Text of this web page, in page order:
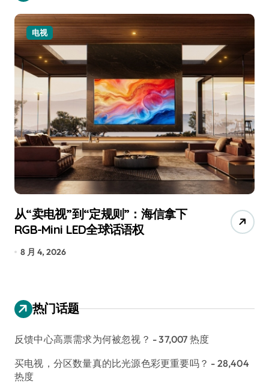
电视
从“卖电视”到“定规则”：海信拿下
RGB-Mini LED全球话语权
8 月 4, 2026
热门话题
反馈中心高票需求为何被忽视？ - 37,007 热度
买电视，分区数量真的比光源色彩更重要吗？ - 28,404
热度